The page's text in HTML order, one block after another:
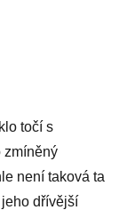
točí s
zmíněný
není taková ta
dřívější